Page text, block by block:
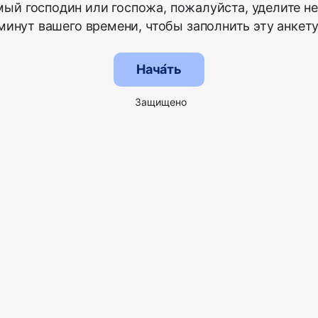
господин или госпожа, пожалуйста, уделите
вашего времени, чтобы заполнить эту
Нача́ть
Защищено